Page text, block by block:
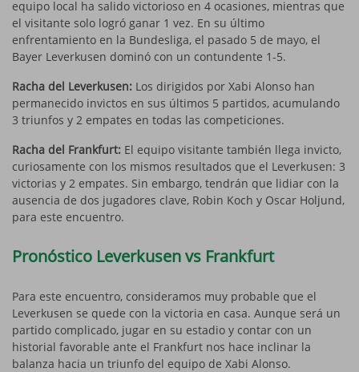
equipo local ha salido victorioso en 4 ocasiones, mientras que
el visitante solo logró ganar 1 vez. En su último
enfrentamiento en la Bundesliga, el pasado 5 de mayo, el
Bayer Leverkusen dominó con un contundente 1-5.
Racha del Leverkusen: Los dirigidos por Xabi Alonso han
permanecido invictos en sus últimos 5 partidos, acumulando
3 triunfos y 2 empates en todas las competiciones.
Racha del Frankfurt: El equipo visitante también llega invicto,
curiosamente con los mismos resultados que el Leverkusen: 3
victorias y 2 empates. Sin embargo, tendrán que lidiar con la
ausencia de dos jugadores clave, Robin Koch y Oscar Holjund,
para este encuentro.
Pronóstico Leverkusen vs Frankfurt
Para este encuentro, consideramos muy probable que el
Leverkusen se quede con la victoria en casa. Aunque será un
partido complicado, jugar en su estadio y contar con un
historial favorable ante el Frankfurt nos hace inclinar la
balanza hacia un triunfo del equipo de Xabi Alonso.